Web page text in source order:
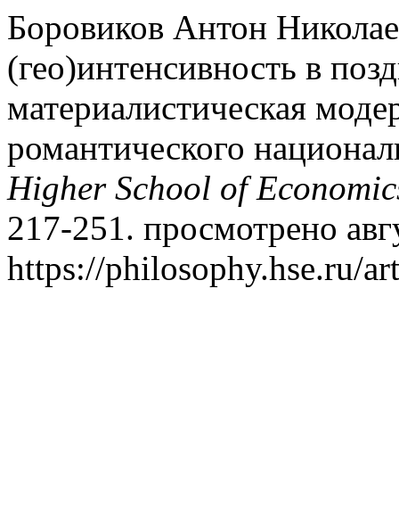
Боровиков Антон
(гео)интенсивность в
материалистическая
романтического
Higher School of
217-251. просмотрено
https://philosophy.hse.ru/